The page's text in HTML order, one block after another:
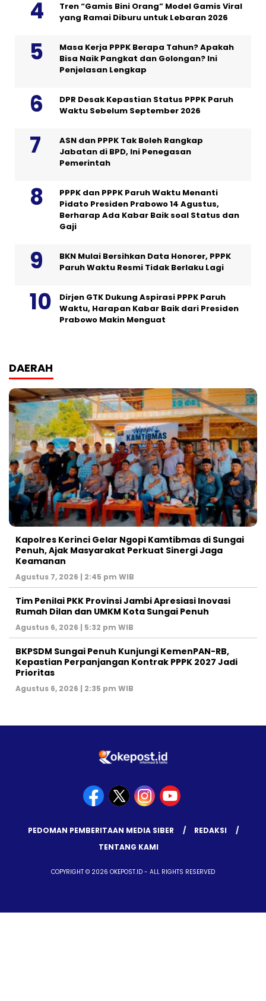
Tren “Gamis Bini Orang” Model Gamis Viral
yang Ramai Diburu untuk Lebaran 2026
Masa Kerja PPPK Berapa Tahun? Apakah
Bisa Naik Pangkat dan Golongan? Ini
Penjelasan Lengkap
DPR Desak Kepastian Status PPPK Paruh
Waktu Sebelum September 2026
ASN dan PPPK Tak Boleh Rangkap
Jabatan di BPD, Ini Penegasan
Pemerintah
PPPK dan PPPK Paruh Waktu Menanti
Pidato Presiden Prabowo 14 Agustus,
Berharap Ada Kabar Baik soal Status dan
Gaji
BKN Mulai Bersihkan Data Honorer, PPPK
Paruh Waktu Resmi Tidak Berlaku Lagi
Dirjen GTK Dukung Aspirasi PPPK Paruh
Waktu, Harapan Kabar Baik dari Presiden
Prabowo Makin Menguat
DAERAH
Kapolres Kerinci Gelar Ngopi Kamtibmas di Sungai
Penuh, Ajak Masyarakat Perkuat Sinergi Jaga
Keamanan
Agustus 7, 2026 | 2:45 pm WIB
Tim Penilai PKK Provinsi Jambi Apresiasi Inovasi
Rumah Dilan dan UMKM Kota Sungai Penuh
Agustus 6, 2026 | 5:32 pm WIB
BKPSDM Sungai Penuh Kunjungi KemenPAN-RB,
Kepastian Perpanjangan Kontrak PPPK 2027 Jadi
Prioritas
Agustus 6, 2026 | 2:35 pm WIB
PEDOMAN PEMBERITAAN MEDIA SIBER
REDAKSI
TENTANG KAMI
COPYRIGHT © 2026 OKEPOST.ID - ALL RIGHTS RESERVED